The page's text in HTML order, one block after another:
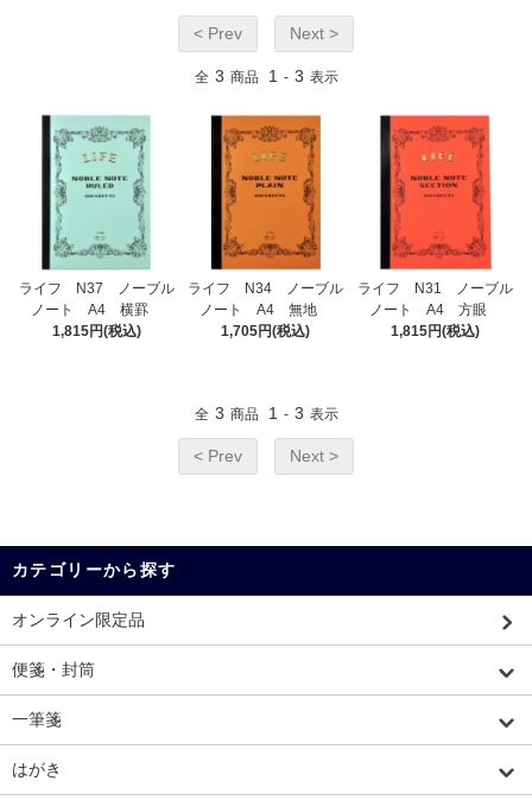
< Prev Next >
全 3 商品 1 - 3 表示
ライフ N37 ノーブル
ノート A4 横罫
1,815円(税込)
ライフ N34 ノーブル
ノート A4 無地
1,705円(税込)
ライフ N31 ノーブル
ノート A4 方眼
1,815円(税込)
全 3 商品 1 - 3 表示
< Prev Next >
カテゴリーから探す
オンライン限定品
便箋・封筒
一筆箋
はがき